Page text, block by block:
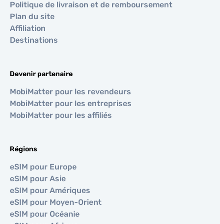
Politique de livraison et de remboursement
Plan du site
Affiliation
Destinations
Devenir partenaire
MobiMatter pour les revendeurs
MobiMatter pour les entreprises
MobiMatter pour les affiliés
Régions
eSIM pour Europe
eSIM pour Asie
eSIM pour Amériques
eSIM pour Moyen-Orient
eSIM pour Océanie